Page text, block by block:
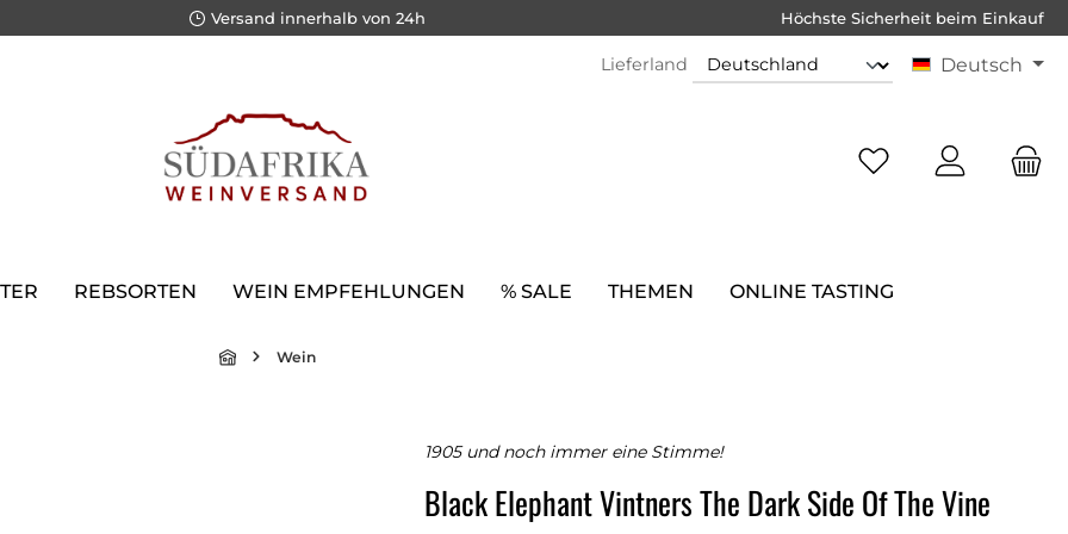
Versand innerhalb von 24h Höchste Sicherheit beim Einkauf
Lieferland Deutsch
REBSORTEN WEIN EMPFEHLUNGEN % SALE THEMEN ONLINE TASTING
Wein
1905 und noch immer eine Stimme!
Black Elephant Vintners The Dark Side Of The Vine